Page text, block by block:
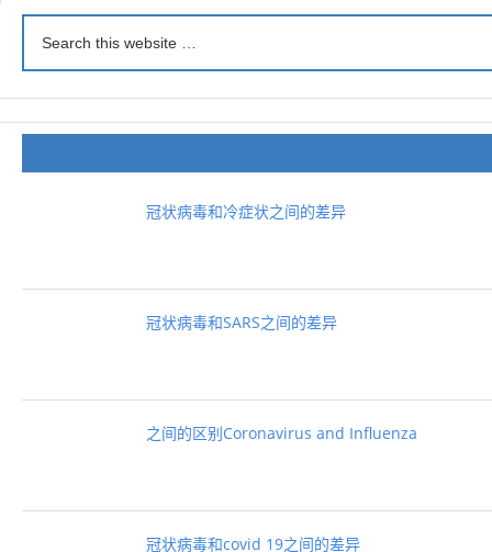
冠状病毒和冷症状之间的差异
冠状病毒和SARS之间的差异
之间的区别Coronavirus and Influenza
冠状病毒和covid 19之间的差异